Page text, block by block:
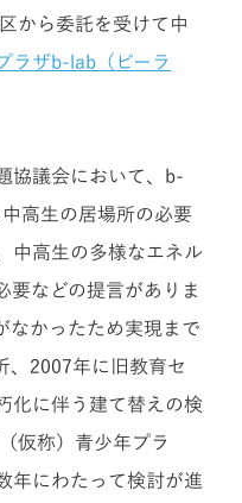
から委託を受けて中
ラザb-lab（ビーラ
協議会において、b-
高生の居場所の必要
中高生の多様なエネル
要などの提言がありま
なかったため実現まで
、2007年に旧教育セ
化に伴う建て替えの検
仮称）青少年プラ
年にわたって検討が進